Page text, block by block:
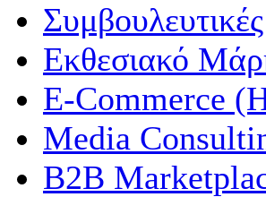
Εκθεσιακό
E-Commerce
Media
B2B